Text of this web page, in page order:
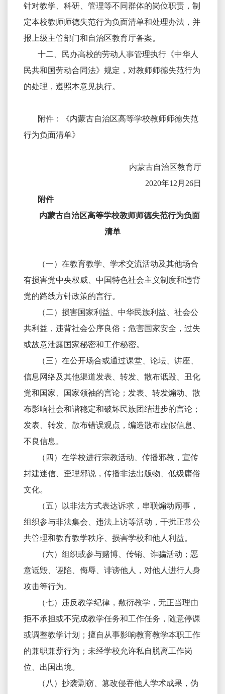
针对教学、科研、管理等不同群体的岗位职责，制
定本校教师师德失范行为负面清单和处理办法，并
报上级主管部门和自治区教育厅备案。
十二、民办高校的劳动人事管理执行《中华人
民共和国劳动合同法》规定，对教师师德失范行为
的处理，遵照本意见执行。
附件：《内蒙古自治区高等学校教师师德失范
行为负面清单》
内蒙古自治区教育厅
2020年12月26日
附件
内蒙古自治区高等学校教师师德失范行为负面
清单
（一）在教育教学、学术交流活动及其他场合
有损害党中央权威、中国特色社会主义制度和违背
党的路线方针政策的言行。
（二）损害国家利益、中华民族利益、社会公
共利益，违背社会公序良俗；危害国家安全，过失
或故意泄露国家秘密和工作秘密。
（三）在公开场合或通过课堂、论坛、讲座、
信息网络及其他渠道发表、转发、散布诋毁、丑化
党和国家、国家领袖的言论；发表、转发煽动、散
布影响社会和谐稳定和破坏民族团结进步的言论；
发表、转发、散布错误观点，编造散布虚假信息、
不良信息。
（四）在学校进行宗教活动、传播邪教，宣传
封建迷信、歪理邪说，传播非法出版物、低级庸俗
文化。
（五）以非法方式表达诉求，串联煽动闹事，
组织参与非法集会、违法上访等活动，干扰正常公
共管理和教育教学秩序、损害学校和他人利益。
（六）组织或参与赌博、传销、诈骗活动；恶
意诋毁、诬陷、侮辱、诽谤他人，对他人进行人身
攻击等行为。
（七）违反教学纪律，敷衍教学，无正当理由
拒不承担或不完成教学任务和工作任务，随意停课
或调整教学计划；擅自从事影响教育教学本职工作
的兼职兼薪行为；未经学校允许私自脱离工作岗
位、出国出境。
（八）抄袭剽窃、篡改侵吞他人学术成果，伪